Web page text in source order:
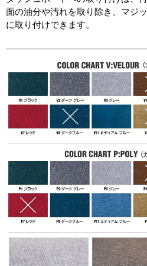
面の油分や汚れを取り除き、マジ
に取り付けできます。